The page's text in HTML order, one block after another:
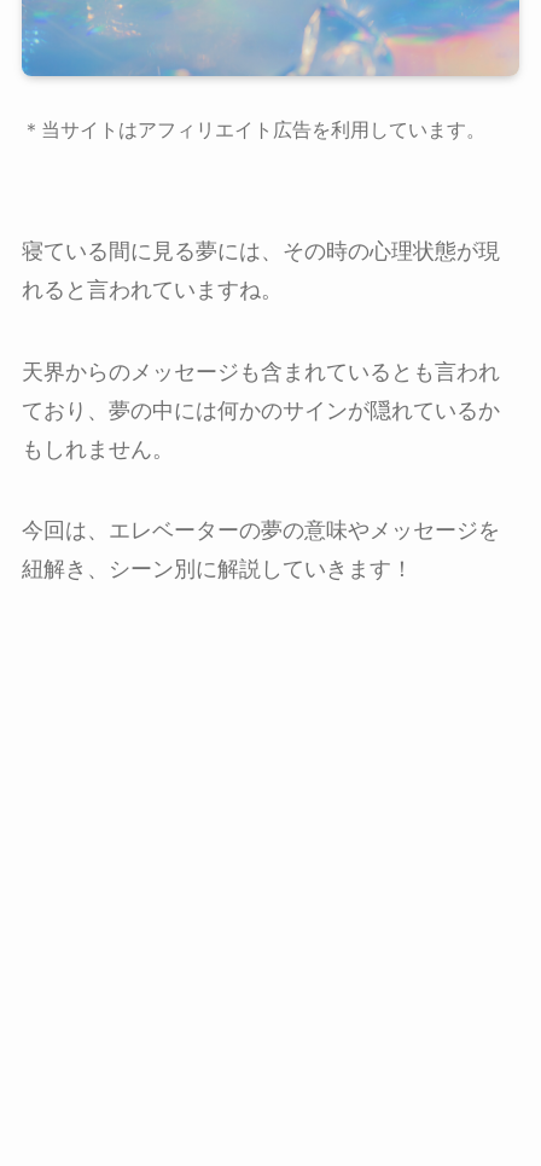
＊当サイトはアフィリエイト広告を利用しています。
寝ている間に見る夢には、その時の心理状態が現
れると言われていますね。
天界からのメッセージも含まれているとも言われ
ており、夢の中には何かのサインが隠れているか
もしれません。
今回は、エレベーターの夢の意味やメッセージを
紐解き、シーン別に解説していきます！